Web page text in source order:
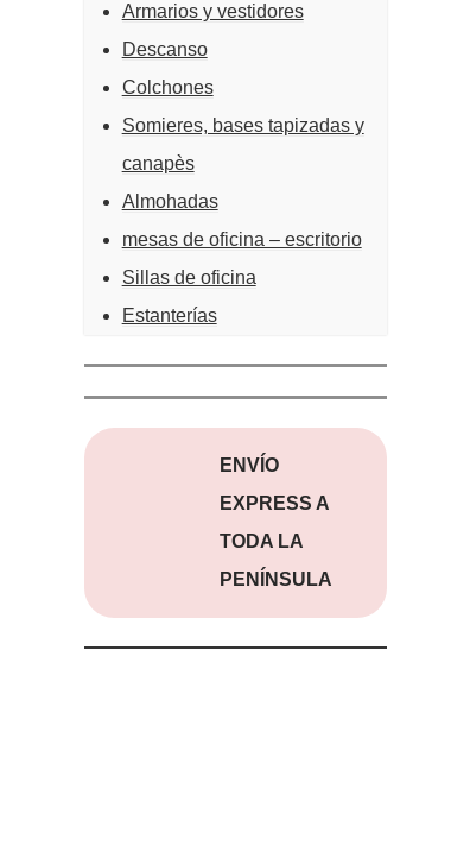
Armarios y vestidores
Descanso
Colchones
Somieres, bases tapizadas y
canapès
Almohadas
mesas de oficina – escritorio
Sillas de oficina
Estanterías
ENVÍO
EXPRESS A
TODA LA
PENÍNSULA